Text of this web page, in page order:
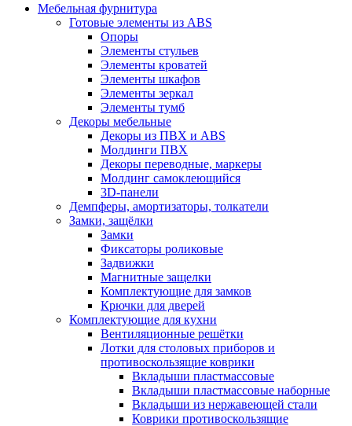
Мебельная фурнитура
Готовые элементы из ABS
Опоры
Элементы стульев
Элементы кроватей
Элементы шкафов
Элементы зеркал
Элементы тумб
Декоры мебельные
Декоры из ПВХ и ABS
Молдинги ПВХ
Декоры переводные, маркеры
Молдинг самоклеющийся
3D-панели
Демпферы, амортизаторы, толкатели
Замки, защёлки
Замки
Фиксаторы роликовые
Задвижки
Магнитные защелки
Комплектующие для замков
Крючки для дверей
Комплектующие для кухни
Вентиляционные решётки
Лотки для столовых приборов и
противоскользящие коврики
Вкладыши пластмассовые
Вкладыши пластмассовые наборные
Вкладыши из нержавеющей стали
Коврики противоскользящие